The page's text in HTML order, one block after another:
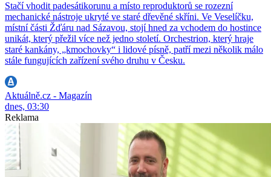
Stačí vhodit padesátikorunu a místo reproduktorů se rozezní
mechanické nástroje ukryté ve staré dřevěné skříni. Ve Veselíčku,
místní části Žďáru nad Sázavou, stojí hned za vchodem do hostince
unikát, který přežil více než jedno století. Orchestrion, který hraje
staré kankány, „kmochovky“ i lidové písně, patří mezi několik málo
stále fungujících zařízení svého druhu v Česku.
Aktuálně.cz - Magazín
dnes, 03:30
Reklama